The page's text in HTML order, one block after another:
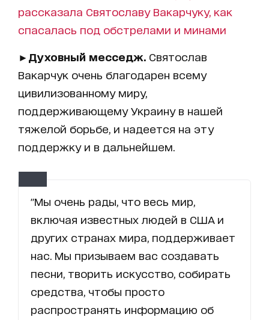
рассказала Святославу Вакарчуку, как
спасалась под обстрелами и минами
► Духовный месседж. Святослав
Вакарчук очень благодарен всему
цивилизованному миру,
поддерживающему Украину в нашей
тяжелой борьбе, и надеется на эту
поддержку и в дальнейшем.
"Мы очень рады, что весь мир,
включая известных людей в США и
других странах мира, поддерживает
нас. Мы призываем вас создавать
песни, творить искусство, собирать
средства, чтобы просто
распространять информацию об